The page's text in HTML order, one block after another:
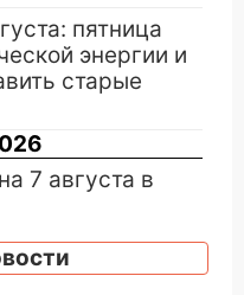
пятница
энергии и
старые
7 августа в
на забег,
флота